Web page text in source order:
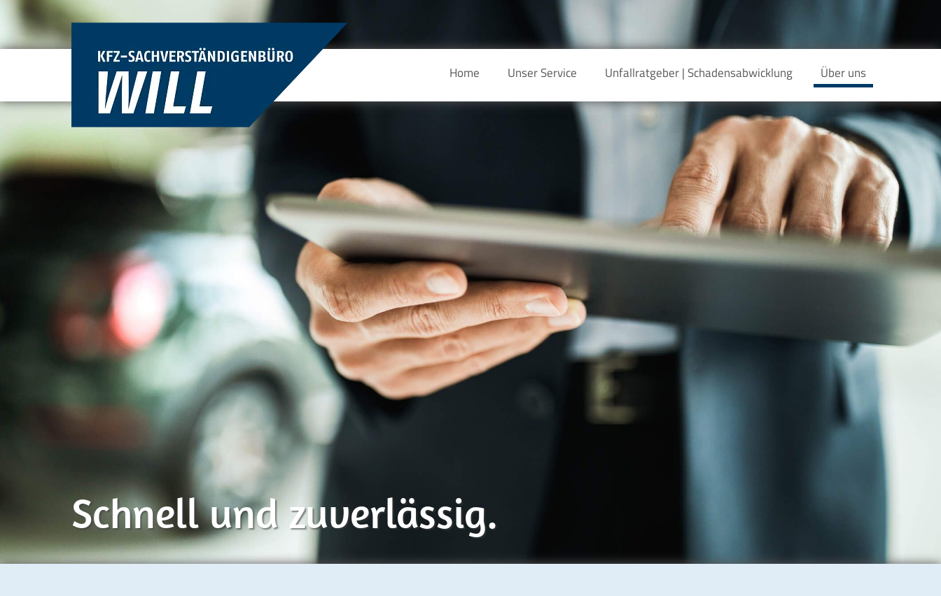
Home Unser Service Unfallratgeber | Schadensabwicklung Über uns
Schnell und zuverlässig.